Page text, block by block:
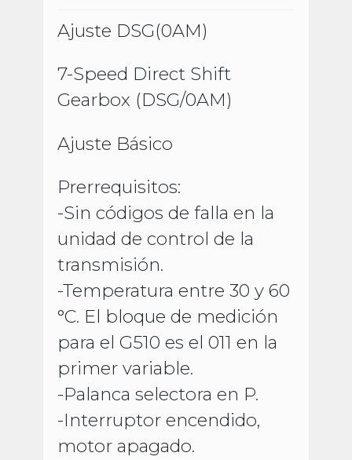
Ajuste DSG(0AM)
7-Speed Direct Shift
Gearbox (DSG/0AM)
Ajuste Básico
Prerrequisitos:
-Sin códigos de falla en la
unidad de control de la
transmisión.
-Temperatura entre 30 y 60
°C. El bloque de medición
para el G510 es el 011 en la
primer variable.
-Palanca selectora en P.
-Interruptor encendido,
motor apagado.